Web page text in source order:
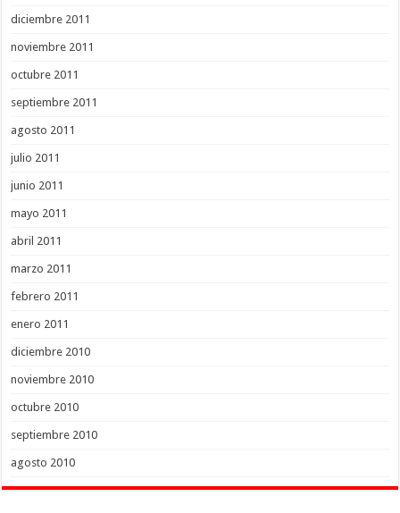
diciembre 2011
noviembre 2011
octubre 2011
septiembre 2011
agosto 2011
julio 2011
junio 2011
mayo 2011
abril 2011
marzo 2011
febrero 2011
enero 2011
diciembre 2010
noviembre 2010
octubre 2010
septiembre 2010
agosto 2010